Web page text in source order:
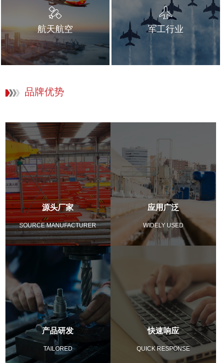
航天航空 军工行业
品牌优势
源头厂家
SOURCE MANUFACTURER
应用广泛
WIDELY USED
产品研发
TAILORED
快速响应
QUICK RESPONSE